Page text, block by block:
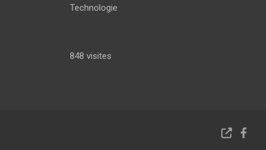
Technologie
848 visites